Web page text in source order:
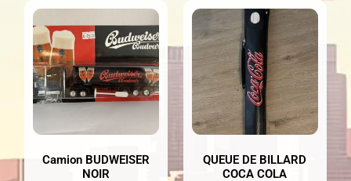
Camion BUDWEISER
NOIR
QUEUE DE BILLARD
COCA COLA